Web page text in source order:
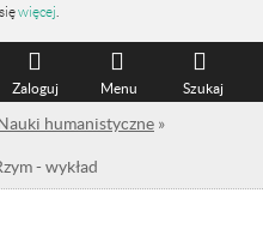
więcej
Szukaj
Menu
Zaloguj
humanistyczne »
- wykład